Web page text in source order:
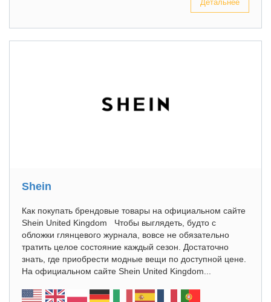
Shein
Как покупать брендовые товары на официальном сайте
Shein United Kingdom Чтобы выглядеть, будто с
обложки глянцевого журнала, вовсе не обязательно
тратить целое состояние каждый сезон. Достаточно
знать, где приобрести модные вещи по доступной цене.
На официальном сайте Shein United Kingdom...